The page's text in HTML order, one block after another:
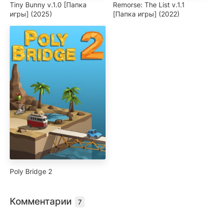
Tiny Bunny v.1.0 [Папка
игры] (2025)
Remorse: The List v.1.1
[Папка игры] (2022)
Poly Bridge 2
Комментарии 7